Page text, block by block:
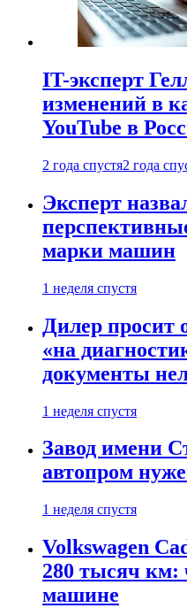
IT-эксперт
изменений в
YouTube в
2 года спустя2 года
Эксперт
марки машин
1 неделя спустя
Дилер просит
«на
документы
1 неделя спустя
Завод имени
автопром
1 неделя спустя
Volkswagen
280 тысяч км:
машине